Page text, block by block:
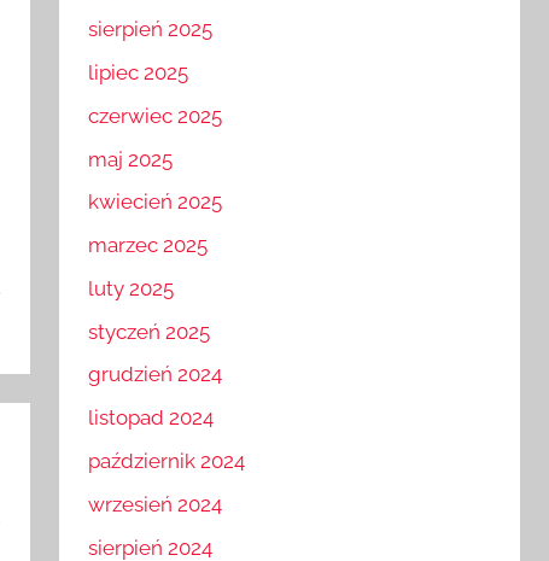
sierpień 2025
lipiec 2025
czerwiec 2025
maj 2025
kwiecień 2025
marzec 2025
luty 2025
styczeń 2025
grudzień 2024
listopad 2024
październik 2024
wrzesień 2024
sierpień 2024